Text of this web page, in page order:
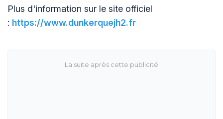
Plus d'information sur le site officiel
: https://www.dunkerquejh2.fr